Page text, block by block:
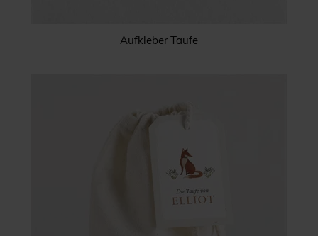
Aufkleber Taufe